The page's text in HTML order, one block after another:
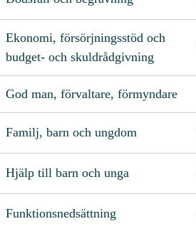
Ekonomi, försörjningsstöd och
budget- och skuldrådgivning
God man, förvaltare, förmyndare
Familj, barn och ungdom
Hjälp till barn och unga
Funktionsnedsättning